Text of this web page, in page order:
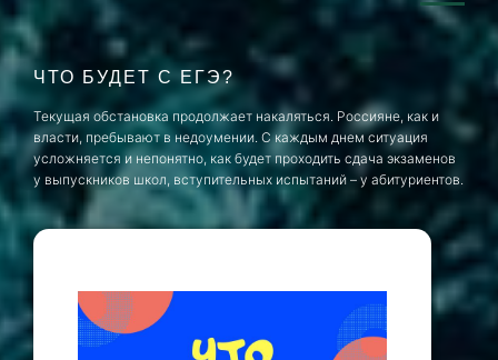
ЧТО БУДЕТ С ЕГЭ?
Текущая обстановка продолжает накаляться. Россияне, как и
власти, пребывают в недоумении. С каждым днем ситуация
усложняется и непонятно, как будет проходить сдача экзаменов
у выпускников школ, вступительных испытаний – у абитуриентов.